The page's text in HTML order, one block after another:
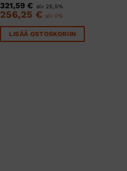
321,59 € alv 25,5%
256,25 € alv 0%
LISÄÄ OSTOSKORIIN